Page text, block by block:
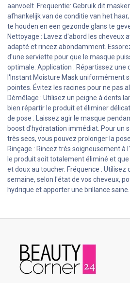
aanvoelt. Frequentie: Gebruik dit
afhankelijk van de conditie van het
te houden en een gezonde glans te
Nettoyage : Lavez d'abord les cheveux
adapté et rincez abondamment.
d'une serviette pour que le masque
optimale. Application : Répartissez une
l'Instant Moisture Mask uniformément
pointes. Évitez les racines pour ne pas
Démêlage : Utilisez un peigne à dents
bien répartir le produit et éliminer
de pose : Laissez agir le masque
boost d'hydratation immédiat. Pour un
très secs, vous pouvez prolonger la
Rinçage : Rincez très soigneusement à
le produit soit totalement éliminé et
et doux au toucher. Fréquence : Utilisez
semaine, selon l'état de vos cheveux,
hydrique et apporter une brillance saine.